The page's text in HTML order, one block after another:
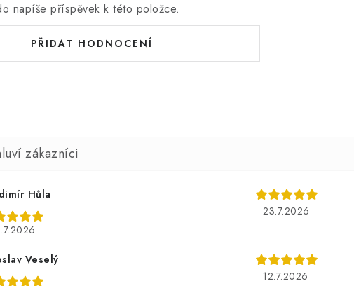
napíše příspěvek k této položce.
PŘIDAT HODNOCENÍ
Hůla
23.7.2026
Veselý
12.7.2026